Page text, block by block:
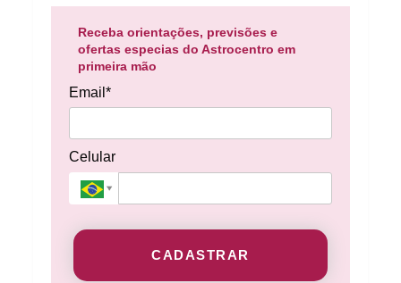
Receba orientações, previsões e
ofertas especias do Astrocentro em
primeira mão
Email*
Celular
CADASTRAR